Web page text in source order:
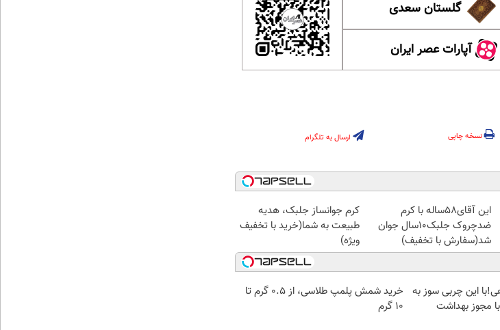
گلستان سعدی
آپارات عصر ایران
نسخه چاپی ارسال به تلگرام
این آقای58ساله با کرم
ضدچروک جلبک10سال جوان
شد(سفارش با تخفیف)
کرم جوانساز جلبک، هدیه
طبیعت به شما(خرید با تخفیف
ویژه)
این چربی سوز به
مجوز بهداشت
خرید شمش پلمپ طلاسی، از ۰.۵ گرم تا
۱۰ گرم